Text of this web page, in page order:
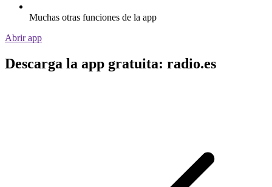
Muchas otras funciones de la app
Abrir app
Descarga la app gratuita: radio.es